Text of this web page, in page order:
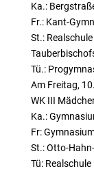
Ka.:
Fr.: Kant-
St.:
Tü.:
Am Freitag,
WK III
Ka.:
Fr:
St.: Otto-
Tü: Realschule